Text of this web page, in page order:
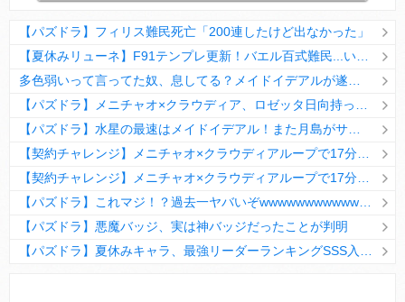
【パズドラ】フィリス難民死亡「200連したけど出なかった」
【パズドラ】悪魔バッジ、実は神バッジだったことが判明